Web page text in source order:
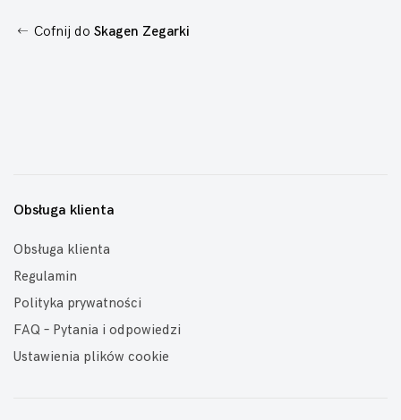
Cofnij do Skagen Zegarki
Obsługa klienta
Obsługa klienta
Regulamin
Polityka prywatności
FAQ – Pytania i odpowiedzi
Ustawienia plików cookie